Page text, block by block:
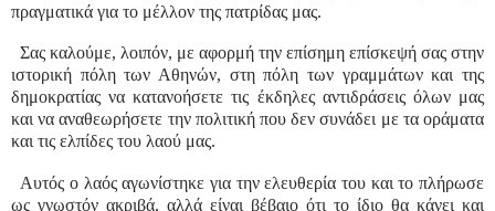
πραγματικά για το μέλλον της πατρίδας μας.
Σας καλούμε, λοιπόν, με αφορμή την επίσημη επίσκεψή σας στην
ιστορική πόλη των Αθηνών, στη πόλη των γραμμάτων και της
δημοκρατίας να κατανοήσετε τις έκδηλες αντιδράσεις όλων μας
και να αναθεωρήσετε την πολιτική που δεν συνάδει με τα οράματα
και τις ελπίδες του λαού μας.
Αυτός ο λαός αγωνίστηκε για την ελευθερία του και το πλήρωσε
ως γνωστόν ακριβά, αλλά είναι βέβαιο ότι το ίδιο θα κάνει και